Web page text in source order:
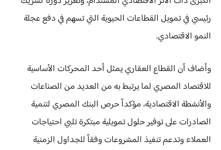
رئيسي في تمويل القطاعات الحيوية التي تسهم في دفع عجلة
النمو الاقتصادي.
وأضاف أن القطاع العقاري يمثل أحد المحركات الأساسية
للاقتصاد المصري لما يرتبط به من العديد من الصناعات
والأنشطة الاقتصادية، مؤكداً حرص البنك المصري لتنمية
الصادرات على توفير حلول تمويلية مبتكرة تلبي احتياجات
العملاء وتدعم تنفيذ المشروعات وفقاً للجداول الزمنية